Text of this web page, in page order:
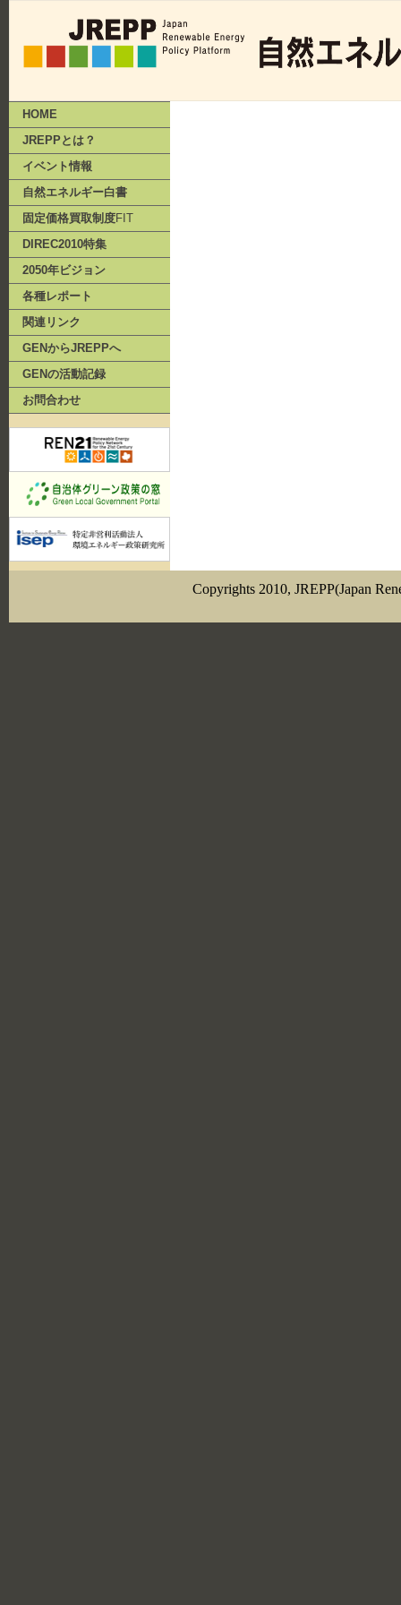
HOME
JREPPとは？
イベント情報
自然エネルギー白書
固定価格買取制度FIT
DIREC2010特集
2050年ビジョン
各種レポート
関連リンク
GENからJREPPへ
GENの活動記録
お問合わせ
Copyrights 2010, JREPP(Japan